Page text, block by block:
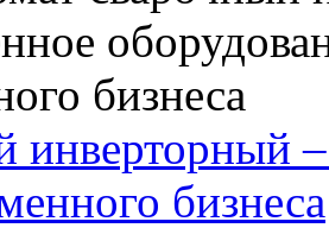
инверторный
бизнеса